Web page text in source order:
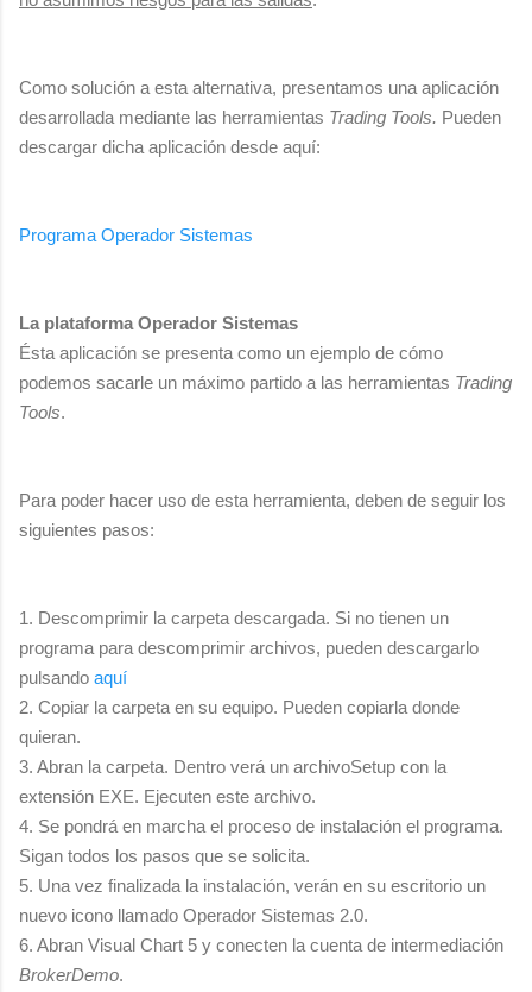
Como solución a esta alternativa, presentamos una aplicación
desarrollada mediante las herramientas Trading Tools. Pueden
descargar dicha aplicación desde aquí:
Programa Operador Sistemas
La plataforma Operador Sistemas
Ésta aplicación se presenta como un ejemplo de cómo
podemos sacarle un máximo partido a las herramientas Trading
Tools.
Para poder hacer uso de esta herramienta, deben de seguir los
siguientes pasos:
1. Descomprimir la carpeta descargada. Si no tienen un
programa para descomprimir archivos, pueden descargarlo
pulsando aquí
2. Copiar la carpeta en su equipo. Pueden copiarla donde
quieran.
3. Abran la carpeta. Dentro verá un archivoSetup con la
extensión EXE. Ejecuten este archivo.
4. Se pondrá en marcha el proceso de instalación el programa.
Sigan todos los pasos que se solicita.
5. Una vez finalizada la instalación, verán en su escritorio un
nuevo icono llamado Operador Sistemas 2.0.
6. Abran Visual Chart 5 y conecten la cuenta de intermediación
BrokerDemo.